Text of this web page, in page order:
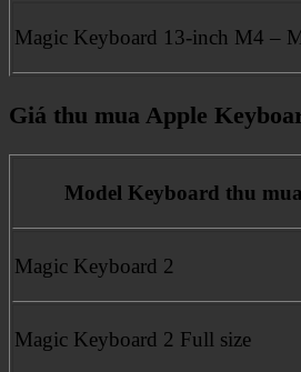
Magic Keyboard 13-inch M4 –
Giá thu mua Apple
Model Keyboard thu mua
Magic Keyboard 2
Magic Keyboard 2 Full size